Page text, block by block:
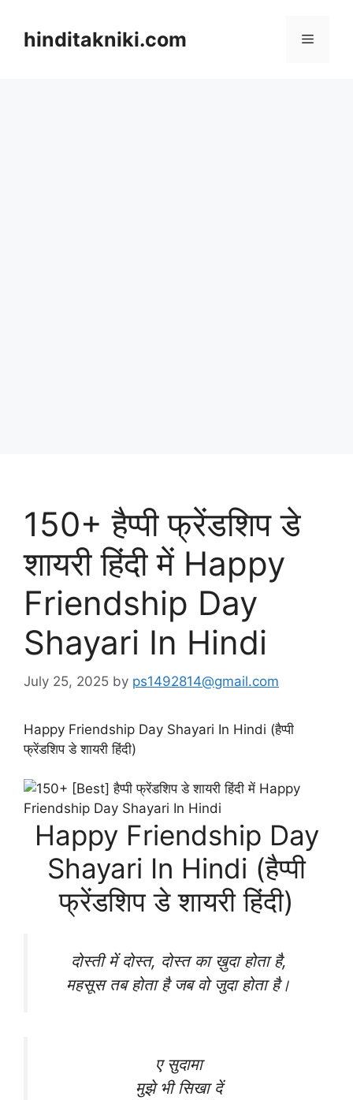
contenthinditakniki.com Menu
150+ हैप्पी फ्रेंडशिप डे
शायरी हिंदी में Happy
Friendship Day
Shayari In Hindi
July 25, 2025 by ps1492814@gmail.com
Happy Friendship Day Shayari In Hindi (हैप्पी
फ्रेंडशिप डे शायरी हिंदी)
Happy Friendship Day
Shayari In Hindi (हैप्पी
फ्रेंडशिप डे शायरी हिंदी)
दोस्ती में दोस्त, दोस्त का ख़ुदा होता है,
महसूस तब होता है जब वो जुदा होता है।
ए सुदामा
मुझे भी सिखा दें